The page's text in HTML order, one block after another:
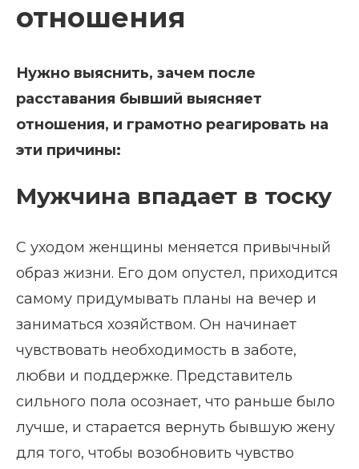
отношения
Нужно выяснить, зачем после
расставания бывший выясняет
отношения, и грамотно реагировать на
эти причины:
Мужчина впадает в тоску
С уходом женщины меняется привычный
образ жизни. Его дом опустел, приходится
самому придумывать планы на вечер и
заниматься хозяйством. Он начинает
чувствовать необходимость в заботе,
любви и поддержке. Представитель
сильного пола осознает, что раньше было
лучше, и старается вернуть бывшую жену
для того, чтобы возобновить чувство